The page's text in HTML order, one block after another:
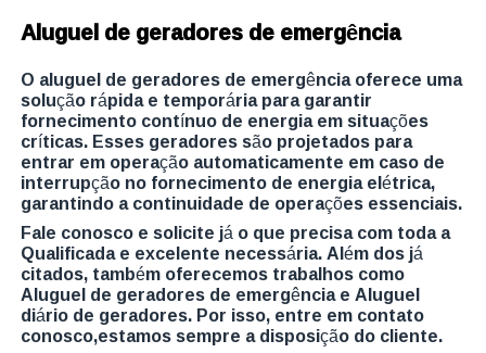
Aluguel de geradores de emergência
O aluguel de geradores de emergência oferece uma
solução rápida e temporária para garantir
fornecimento contínuo de energia em situações
críticas. Esses geradores são projetados para
entrar em operação automaticamente em caso de
interrupção no fornecimento de energia elétrica,
garantindo a continuidade de operações essenciais.
Fale conosco e solicite já o que precisa com toda a
Qualificada e excelente necessária. Além dos já
citados, também oferecemos trabalhos como
Aluguel de geradores de emergência e Aluguel
diário de geradores. Por isso, entre em contato
conosco,estamos sempre a disposição do cliente.